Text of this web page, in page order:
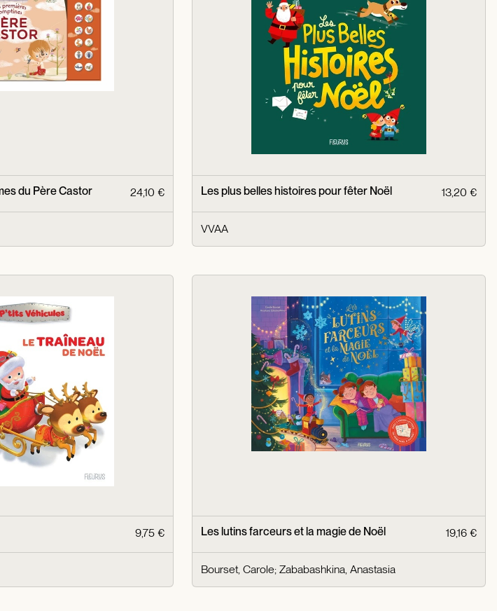
du Père Castor 24,10 € Les plus belles histoires pour fêter Noël 13,20 €
VVAA
9,75 € Les lutins farceurs et la magie de Noël 19,16 €
Bourset, Carole;Zababashkina, Anastasia